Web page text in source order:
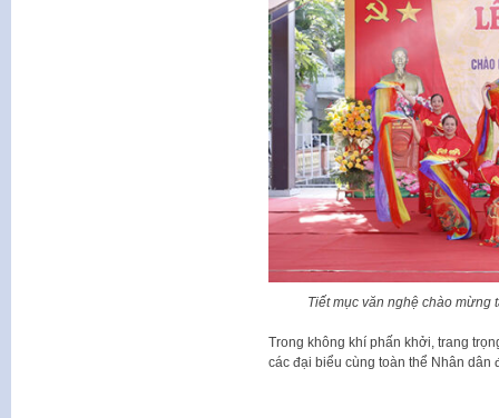
Tiết mục văn nghệ chào mừng
Trong không khí phấn khởi, trang
các đại biểu cùng toàn thể Nhân